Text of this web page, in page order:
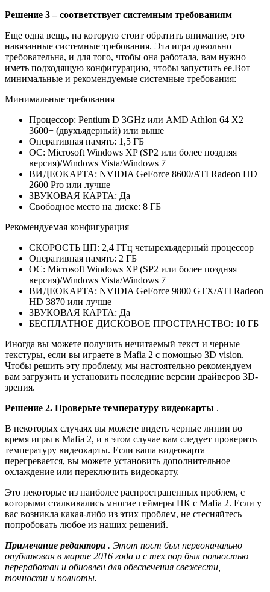
Решение 3 – соответствует системным требованиям
Еще одна вещь, на которую стоит обратить внимание, это
навязанные системные требования. Эта игра довольно
требовательна, и для того, чтобы она работала, вам нужно
иметь подходящую конфигурацию, чтобы запустить ее.Вот
минимальные и рекомендуемые системные требования:
Минимальные требования
Процессор: Pentium D 3GHz или AMD Athlon 64 X2
3600+ (двухъядерный) или выше
Оперативная память: 1,5 ГБ
ОС: Microsoft Windows XP (SP2 или более поздняя
версия)/Windows Vista/Windows 7
ВИДЕОКАРТА: NVIDIA GeForce 8600/ATI Radeon HD
2600 Pro или лучше
ЗВУКОВАЯ КАРТА: Да
Свободное место на диске: 8 ГБ
Рекомендуемая конфигурация
СКОРОСТЬ ЦП: 2,4 ГГц четырехъядерный процессор
Оперативная память: 2 ГБ
ОС: Microsoft Windows XP (SP2 или более поздняя
версия)/Windows Vista/Windows 7
ВИДЕОКАРТА: NVIDIA GeForce 9800 GTX/ATI Radeon
HD 3870 или лучше
ЗВУКОВАЯ КАРТА: Да
БЕСПЛАТНОЕ ДИСКОВОЕ ПРОСТРАНСТВО: 10 ГБ
Иногда вы можете получить нечитаемый текст и черные
текстуры, если вы играете в Mafia 2 с помощью 3D vision.
Чтобы решить эту проблему, мы настоятельно рекомендуем
вам загрузить и установить последние версии драйверов 3D-
зрения.
Решение 2. Проверьте температуру видеокарты .
В некоторых случаях вы можете видеть черные линии во
время игры в Mafia 2, и в этом случае вам следует проверить
температуру видеокарты. Если ваша видеокарта
перегревается, вы можете установить дополнительное
охлаждение или переключить видеокарту.
Это некоторые из наиболее распространенных проблем, с
которыми сталкивались многие геймеры ПК с Mafia 2. Если у
вас возникла какая-либо из этих проблем, не стесняйтесь
попробовать любое из наших решений.
Примечание редактора . Этот пост был первоначально
опубликован в марте 2016 года и с тех пор был полностью
переработан и обновлен для обеспечения свежести,
точности и полноты.